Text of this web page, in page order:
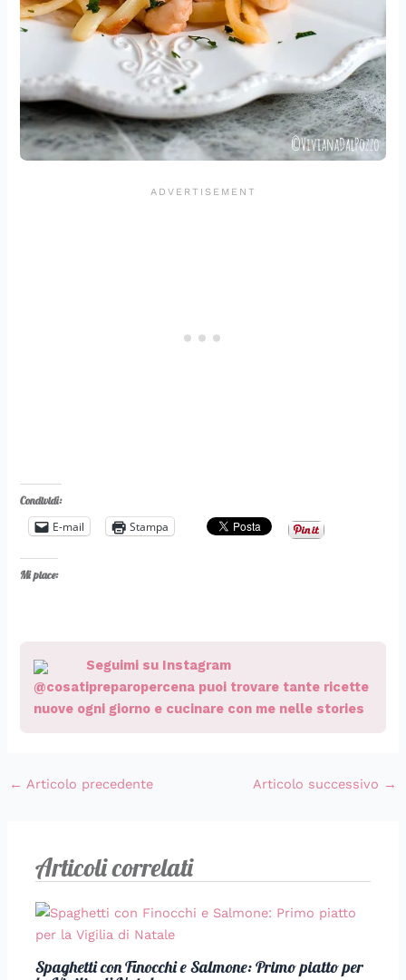
Condividi:
E-mail Stampa
Mi piace:
Seguimi su Instagram
@cosatipreparopercena puoi trovare tante ricette
nuove ogni giorno e cucinare con me nelle stories
← Articolo precedente Articolo successivo →
Articoli correlati
Spaghetti con Finocchi e Salmone: Primo piatto per